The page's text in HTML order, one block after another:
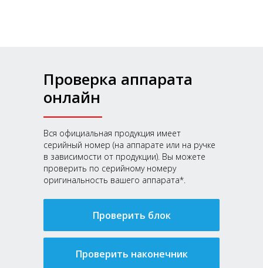
Вся официальная продукция имеет
серийный номер (на аппарате или на ручке
в зависимости от продукции). Вы можете
проверить по серийному номеру
оригинальность вашего аппарата*.
Проверка аппарата
онлайн
Проверить блок
Проверить наконечник